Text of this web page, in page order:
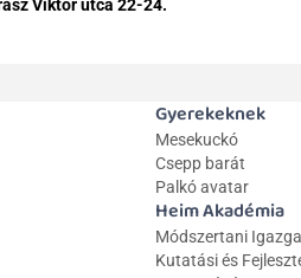
Viktor utca 22-24.
Gyerekeknek
Mesekuckó
Csepp barát
Palkó avatar
Heim Akadémia
Módszertani
Kutatási és